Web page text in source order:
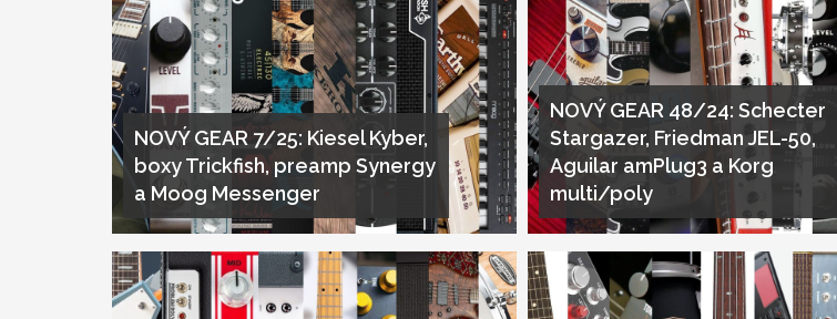
NOVÝ GEAR 7/25: Kiesel Kyber,
boxy Trickfish, preamp Synergy
a Moog Messenger
NOVÝ GEAR 48/24: Schecter
Stargazer, Friedman JEL-50,
Aguilar amPlug3 a Korg
multi/poly